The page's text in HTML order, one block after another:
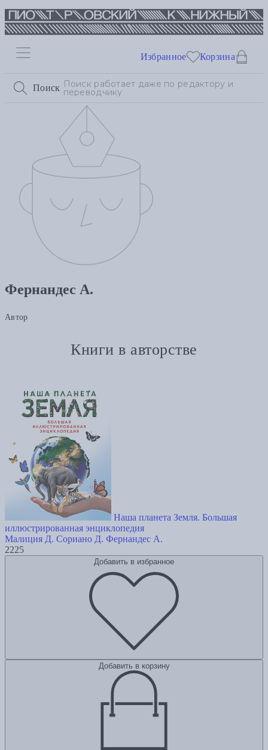
Поиск
Избранное Корзина
Фернандес А.
Автор
Книги в авторстве
Наша планета Земля. Большая
иллюстрированная энциклопедия
Малиция Д. Сориано Д. Фернандес А.
2225
Добавить в избранное
Добавить в корзину